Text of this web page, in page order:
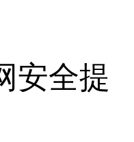
安全提